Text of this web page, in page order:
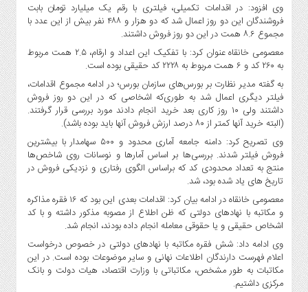
وی افزود: در اقدامات تکمیلی، فیلتری با رقم یک میلیارد تومان بابت
فروشندگان این دو روز اعمال شد که دو هزار و ۴۸۸ نفر بیش از این عدد با
مجموع ۸.۶ همت در این دو روز فروش داشتند.
معصومی خانقاه عنوان کرد: با تفکیک این اعداد و ارقام، ۲.۵ همت مربوط
به ۲۶۰ کد و ۶ همت مربوط به ۲۲۲۸ کد حقیقی بوده است.
به گفته مدیر نظارت بر بورس‌های سازمان بورس؛ در ادامه مجموع اقدامات،
فیلتر دیگری اعمال شد به طوری‌که اشخاصی که در این دو روز فروش
داشتند ولی ۱۰ روز کاری بعد خرید انجام دادند مورد بررسی قرار گرفتند.
(البته خرید آنها کمتر از ۸۰ درصد ارزش فروش آنها باید بوده باشد).
وی تصریح کرد: دامنه جامعه آماری محدود و ۵۰۰ سهامدار با بیشترین
فروش فیلتر شدند. بررسی‌ها بر اساس آمارها و نوسانات روی شاخص‌ها
منتج به تعداد محدودی کد که براساس الگوی رفتاری و نزدیکی فروش در
تاریخ های یاد شده بود، شد.
معصومی خانقاه در ادامه بیان کرد: اقدامات بعدی این بود که ۱۶ فقره مذاکره
و مکاتبه با نهادهای دولتی که ظن اطلاع از مصوبه مذکور داشته و با کد
اشخاص حقیقی و یا حقوقی معامله انجام داده بودند، انجام شد.
وی ادامه داد: شش فقره مکاتبه با نهادهای دولتی در خصوص درخواست
اعلام فهرست دارندگان اطلاعات نهانی و سایر موضوعات بوده است. در این
مکاتبات به طور مشخص، مکاتباتی با وزارت اقتصاد، هیات دولت و بانک
مرکزی داشتیم.